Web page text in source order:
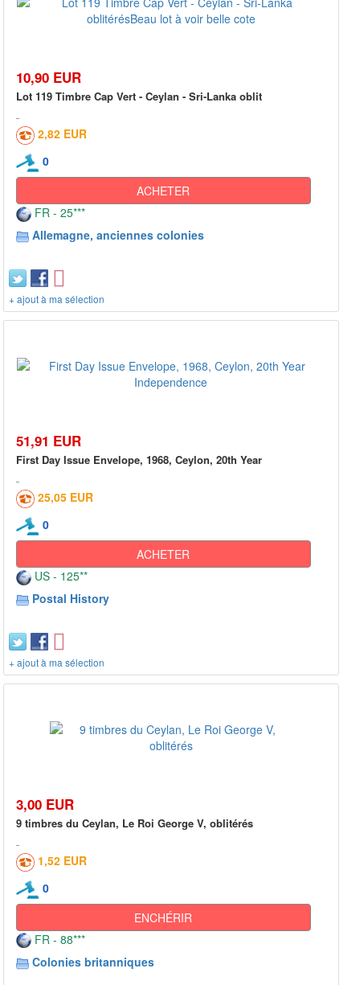
10,90 EUR
Lot 119 Timbre Cap Vert - Ceylan - Sri-Lanka oblit
2,82 EUR
0
ACHETER
FR - 25***
Allemagne, anciennes colonies
+ ajout à ma sélection
51,91 EUR
First Day Issue Envelope, 1968, Ceylon, 20th Year
25,05 EUR
0
ACHETER
US - 125**
Postal History
+ ajout à ma sélection
3,00 EUR
9 timbres du Ceylan, Le Roi George V, oblitérés
1,52 EUR
0
ENCHÉRIR
FR - 88***
Colonies britanniques